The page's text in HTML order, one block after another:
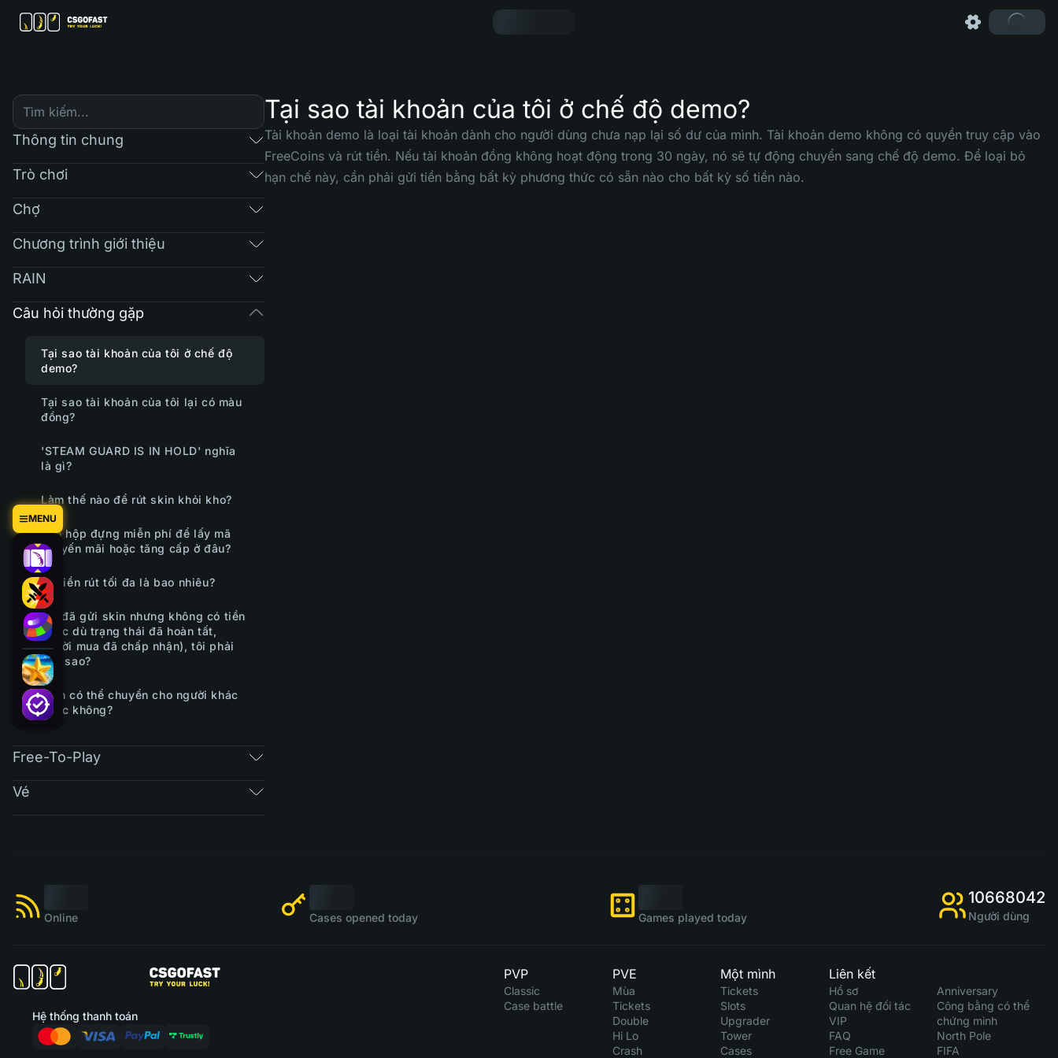
MENU
Thông tin chung
Trò chơi
Chợ
Chương trình giới thiệu
RAIN
Câu hỏi thường gặp
Tại sao tài khoản của tôi ở chế độ
demo?
Tại sao tài khoản của tôi lại có màu
đồng?
'STEAM GUARD IS IN HOLD' nghĩa
là gì?
Làm thế nào để rút skin khỏi kho?
Tìm hộp đựng miễn phí để lấy mã
khuyến mãi hoặc tăng cấp ở đâu?
Số tiền rút tối đa là bao nhiêu?
Tôi đã gửi skin nhưng không có tiền
(mặc dù trạng thái đã hoàn tất,
người mua đã chấp nhận), tôi phải
làm sao?
Tiền có thể chuyển cho người khác
được không?
Free-To-Play
Vé
Tại sao tài khoản của tôi ở chế độ demo?
Tài khoản demo là loại tài khoản dành cho người dùng chưa nạp lại số dư của mình. Tài khoản demo không có quyền truy cập vào
FreeCoins và rút tiền. Nếu tài khoản đồng không hoạt động trong 30 ngày, nó sẽ tự động chuyển sang chế độ demo. Để loại bỏ
hạn chế này, cần phải gửi tiền bằng bất kỳ phương thức có sẵn nào cho bất kỳ số tiền nào.
Online Cases opened today Games played today
10668042
Người dùng
Hệ thống thanh toán
PVP
Classic
Case battle
PVE
Mùa
Tickets
Double
Hi Lo
Crash
Một mình
Tickets
Slots
Upgrader
Tower
Cases
Liên kết
Hồ sơ
Quan hệ đối tác
VIP
FAQ
Free Game
Anniversary
Công bằng có thể
chứng minh
North Pole
FIFA